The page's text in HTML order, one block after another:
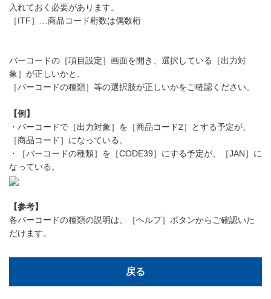
入れておく必要があります。
［ITF］…商品コード桁数は偶数桁
バーコードの［項目設定］画面を開き、選択している［出力対
象］が正しいかと、
［バーコードの種類］等の選択肢が正しいかをご確認ください。
【例】
・バーコードで［出力対象］を［商品コード2］とする予定が、
［商品コード］になっている。
・［バーコードの種類］を［CODE39］にする予定が、［JAN］に
なっている。
【参考】
各バーコードの種類の説明は、［ヘルプ］ボタンからご確認いた
だけます。
戻る